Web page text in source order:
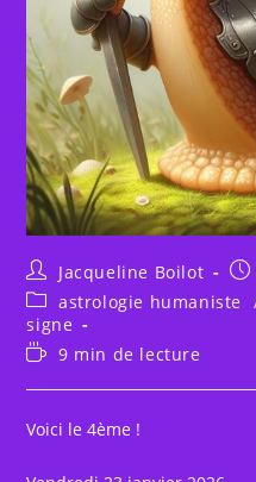
Auteur/autrice
de
la
publication :
Jacqueline Boilot
Post
category:
astrologie humaniste
signe
Temps
lecture :
9 min de lecture
Voici le 4ème !